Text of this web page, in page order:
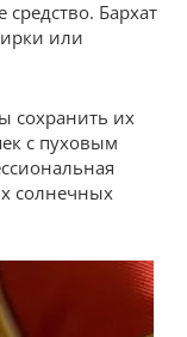
Бархат
или
сохранить их
с пуховым
солнечных